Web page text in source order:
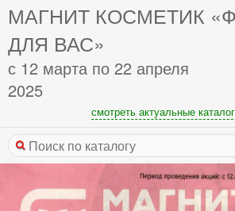
МАГНИТ КОСМЕТИК
ДЛЯ ВАС»
с 12 марта по 22 апреля
2025
смотреть актуальные